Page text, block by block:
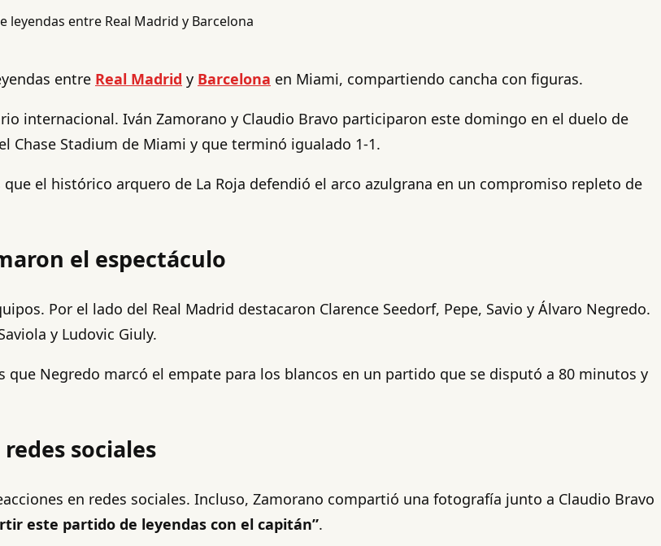
entre Real Madrid y Barcelona en Miami, compartiendo cancha con figuras.
internacional. Iván Zamorano y Claudio Bravo participaron este domingo en el duelo de
Chase Stadium de Miami y que terminó igualado 1-1.
el histórico arquero de La Roja defendió el arco azulgrana en un compromiso repleto de
el espectáculo
Por el lado del Real Madrid destacaron Clarence Seedorf, Pepe, Savio y Álvaro Negredo.
y Ludovic Giuly.
Negredo marcó el empate para los blancos en un partido que se disputó a 80 minutos y
sociales
en redes sociales. Incluso, Zamorano compartió una fotografía junto a Claudio Bravo
este partido de leyendas con el capitán”.